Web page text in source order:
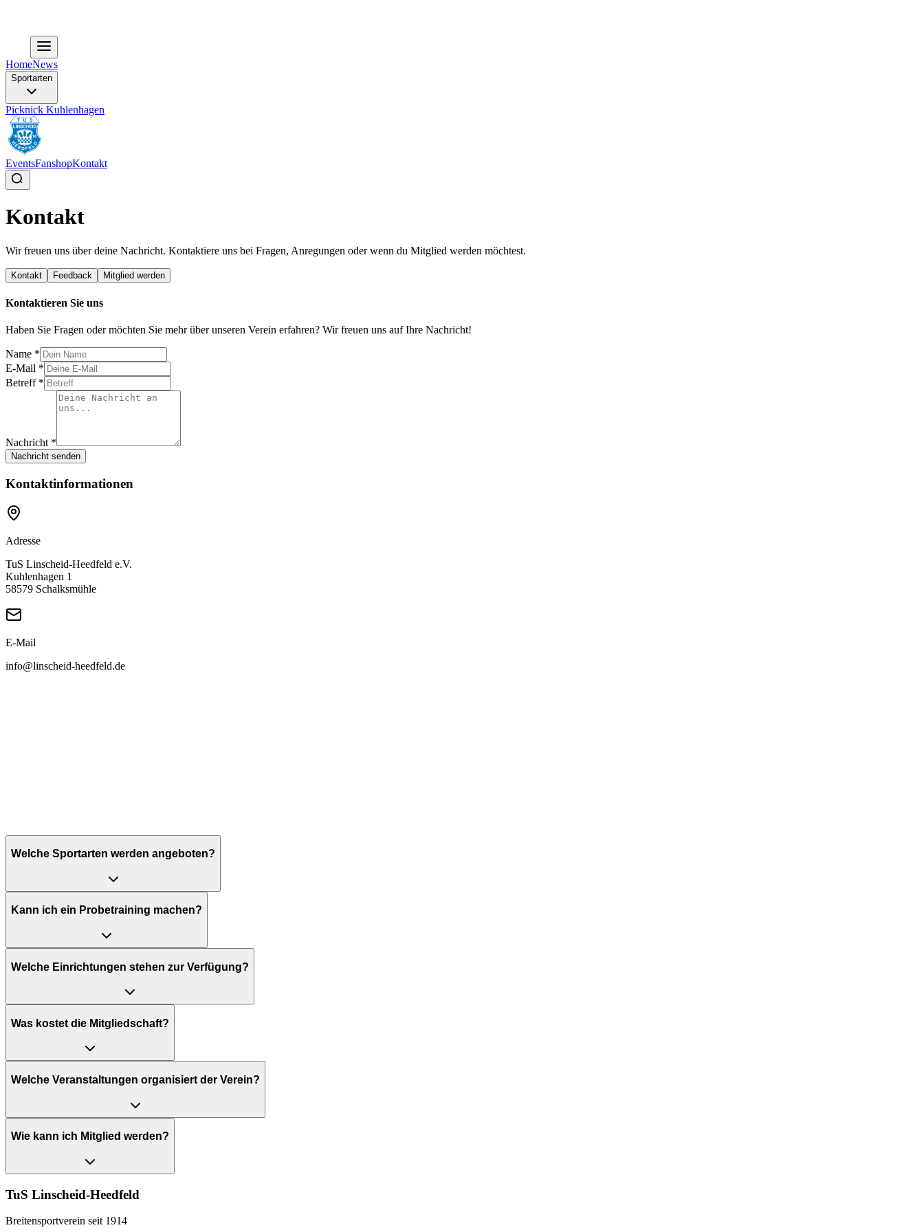
HomeNews
Sportarten
Picknick Kuhlenhagen
EventsFanshopKontakt
Kontakt
Wir freuen uns über deine Nachricht. Kontaktiere uns bei Fragen, Anregungen oder wenn du Mitglied werden möchtest.
Kontakt Feedback Mitglied werden
Kontaktieren Sie uns
Haben Sie Fragen oder möchten Sie mehr über unseren Verein erfahren? Wir freuen uns auf Ihre Nachricht!
Name *
E-Mail *
Betreff *
Nachricht *
Nachricht senden
Kontaktinformationen
Adresse
TuS Linscheid-Heedfeld e.V.
Kuhlenhagen 1
58579 Schalksmühle
E-Mail
info@linscheid-heedfeld.de
Welche Sportarten werden angeboten?
Kann ich ein Probetraining machen?
Welche Einrichtungen stehen zur Verfügung?
Was kostet die Mitgliedschaft?
Welche Veranstaltungen organisiert der Verein?
Wie kann ich Mitglied werden?
TuS Linscheid-Heedfeld
Breitensportverein seit 1914